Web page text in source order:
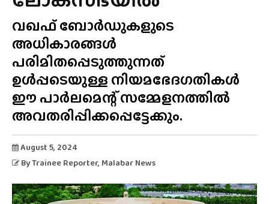
വഖഫ് ബോർഡുകളുടെ
അധികാരങ്ങൾ
പരിമിതപ്പെടുത്തുന്നത്
ഉൾപ്പടെയുള്ള നിയമഭേദഗതികൾ
ഈ പാർലമെന്റ് സമ്മേളനത്തിൽ
അവതരിപ്പിക്കപ്പെട്ടേക്കും.
August 5, 2024
ByTrainee Reporter, Malabar News